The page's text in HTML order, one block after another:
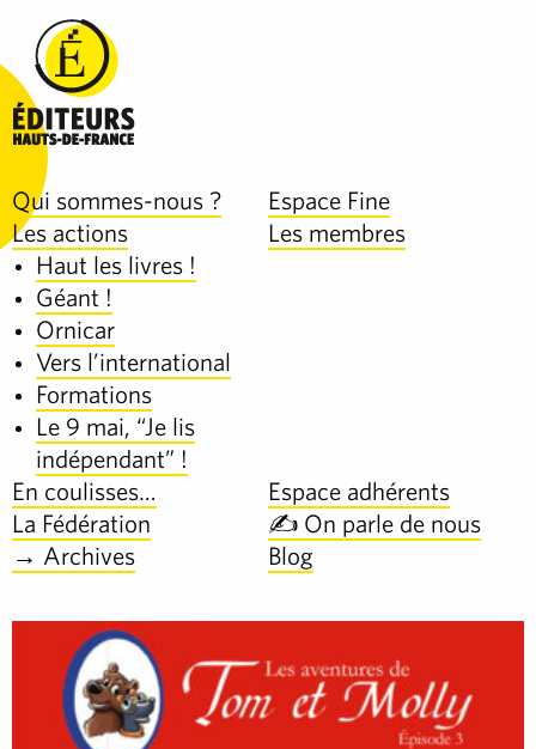
Qui sommes-nous ?
Espace Fine
Les actions
Haut les livres !
Géant !
Ornicar
Vers l’international
Formations
Le 9 mai, “Je lis
indépendant” !
Les membres
En coulisses…
Espace adhérents
La Fédération
✍️ On parle de nous
→ Archives
Blog